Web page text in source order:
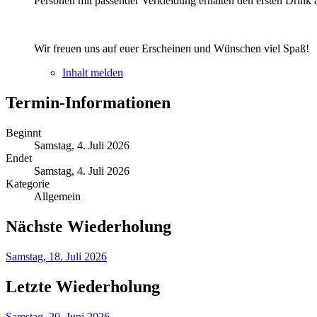
Wir freuen uns auf euer Erscheinen und Wünschen viel Spaß!
Inhalt melden
Termin-Informationen
Beginnt
Samstag, 4. Juli 2026
Endet
Samstag, 4. Juli 2026
Kategorie
Allgemein
Nächste Wiederholung
Samstag, 18. Juli 2026
Letzte Wiederholung